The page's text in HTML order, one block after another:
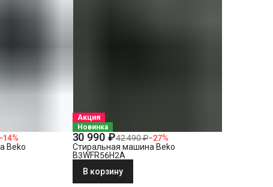
14%
Beko
Акция
Новинка
30 990 ₽42 490 ₽−27%
Стиральная машина Beko
B3WFR56H2A
В корзину